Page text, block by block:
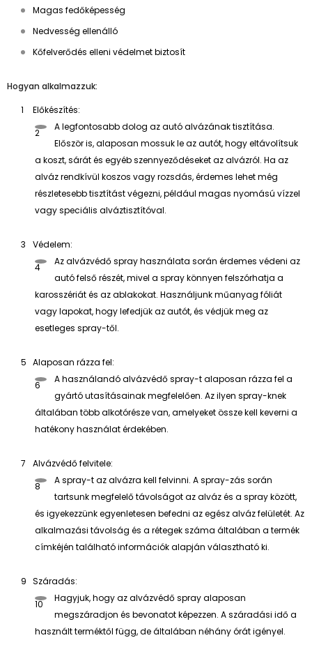
Magas fedőképesség
Nedvesség ellenálló
Kőfelverődés elleni védelmet biztosít
Hogyan alkalmazzuk:
Előkészítés:
A legfontosabb dolog az autó alvázának tisztítása.
Először is, alaposan mossuk le az autót, hogy eltávolítsuk
a koszt, sárát és egyéb szennyeződéseket az alvázról. Ha az
alváz rendkívül koszos vagy rozsdás, érdemes lehet még
részletesebb tisztítást végezni, például magas nyomású vízzel
vagy speciális alváztisztítóval.
Védelem:
Az alvázvédő spray használata során érdemes védeni az
autó felső részét, mivel a spray könnyen felszórhatja a
karosszériát és az ablakokat. Használjunk műanyag fóliát
vagy lapokat, hogy lefedjük az autót, és védjük meg az
esetleges spray-től.
Alaposan rázza fel:
A használandó alvázvédő spray-t alaposan rázza fel a
gyártó utasításainak megfelelően. Az ilyen spray-knek
általában több alkotórésze van, amelyeket össze kell keverni a
hatékony használat érdekében.
Alvázvédő felvitele:
A spray-t az alvázra kell felvinni. A spray-zás során
tartsunk megfelelő távolságot az alváz és a spray között,
és igyekezzünk egyenletesen befedni az egész alváz felületét. Az
alkalmazási távolság és a rétegek száma általában a termék
címkéjén található információk alapján választható ki.
Száradás:
Hagyjuk, hogy az alvázvédő spray alaposan
megszáradjon és bevonatot képezzen. A száradási idő a
használt terméktől függ, de általában néhány órát igényel.